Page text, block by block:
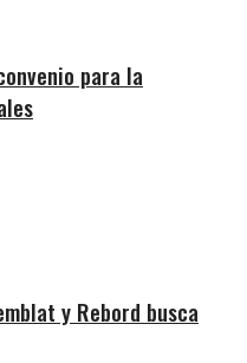
para la
y Rebord busca